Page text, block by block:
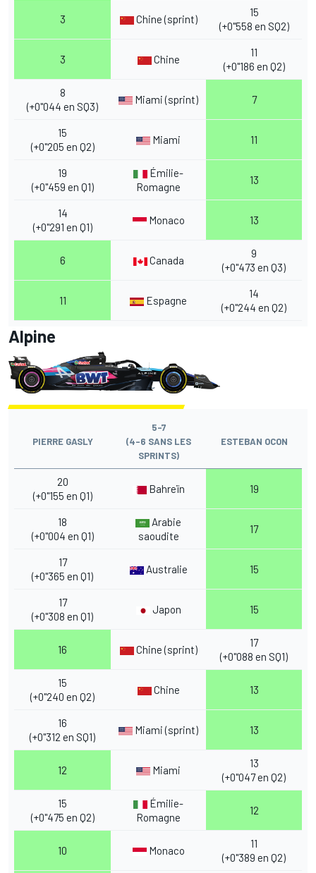
3 Chine (sprint)
15
(+0"558 en SQ2)
3 Chine
11
(+0"186 en Q2)
8
(+0"044 en SQ3)
Miami (sprint) 7
15
(+0"205 en Q2)
Miami 11
19
(+0"459 en Q1)
Émilie-
Romagne
13
14
(+0"291 en Q1)
Monaco 13
6 Canada
9
(+0"473 en Q3)
11 Espagne
14
(+0"244 en Q2)
Alpine
PIERRE GASLY
5-7
(4-6 SANS LES
SPRINTS)
ESTEBAN OCON
20
(+0"155 en Q1)
Bahreïn 19
18
(+0"004 en Q1)
Arabie
saoudite
17
17
(+0"365 en Q1)
Australie 15
17
(+0"308 en Q1)
Japon 15
16 Chine (sprint)
17
(+0"088 en SQ1)
15
(+0"240 en Q2)
Chine 13
16
(+0"312 en SQ1)
Miami (sprint) 13
12 Miami
13
(+0"047 en Q2)
15
(+0"475 en Q2)
Émilie-
Romagne
12
10 Monaco
11
(+0"389 en Q2)